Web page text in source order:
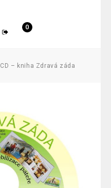
0
CD – kniha Zdravá záda